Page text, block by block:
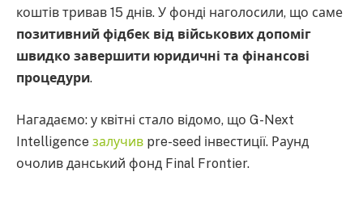
коштів тривав 15 днів. У фонді наголосили, що саме
позитивний фідбек від військових допоміг
швидко завершити юридичні та фінансові
процедури.
Нагадаємо: у квітні стало відомо, що G-Next
Intelligence залучив pre-seed інвестиції. Раунд
очолив данський фонд Final Frontier.